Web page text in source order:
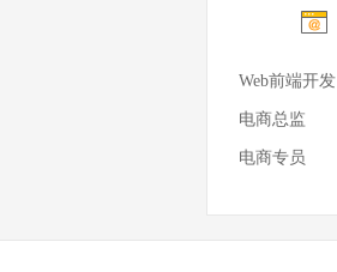
Web前端开发
电商总监
电商专员